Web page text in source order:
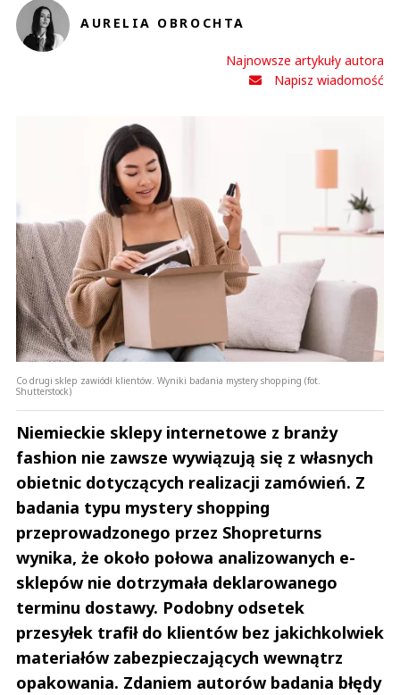
Prześlij komentarz
AURELIA OBROCHTA
Najnowsze artykuły autora
Napisz wiadomość
Co drugi sklep zawiódł klientów. Wyniki badania mystery shopping (fot.
Shutterstock)
Niemieckie sklepy internetowe z branży
fashion nie zawsze wywiązują się z własnych
obietnic dotyczących realizacji zamówień. Z
badania typu mystery shopping
przeprowadzonego przez Shopreturns
wynika, że około połowa analizowanych e-
sklepów nie dotrzymała deklarowanego
terminu dostawy. Podobny odsetek
przesyłek trafił do klientów bez jakichkolwiek
materiałów zabezpieczających wewnątrz
opakowania. Zdaniem autorów badania błędy